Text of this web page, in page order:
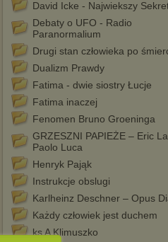
David Icke - Najwiekszy
Debaty o UFO - Radio
Paranormalium
Drugi stan człowieka po
Dualizm Prawdy
Fatima - dwie siostry Łucje
Fatima inaczej
Fenomen Bruno Groeninga
GRZESZNI PAPIEŻE – Eric
Paolo Luca
Henryk Pająk
Instrukcje obslugi
Karlheinz Deschner – Opus
Każdy człowiek jest duchem
ks A Klimuszko